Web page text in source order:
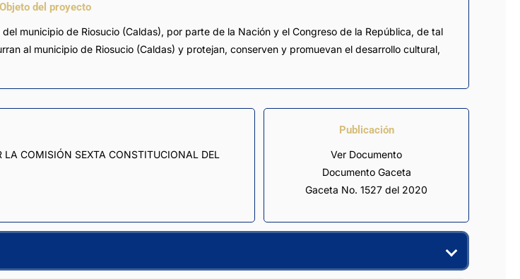
Objeto del proyecto
municipio de Riosucio (Caldas), por parte de la Nación y el Congreso de la República, de tal
al municipio de Riosucio (Caldas) y protejan, conserven y promuevan el desarrollo cultural,
LA COMISIÓN SEXTA CONSTITUCIONAL DEL
Publicación
Ver Documento
Documento Gaceta
Gaceta No. 1527 del 2020